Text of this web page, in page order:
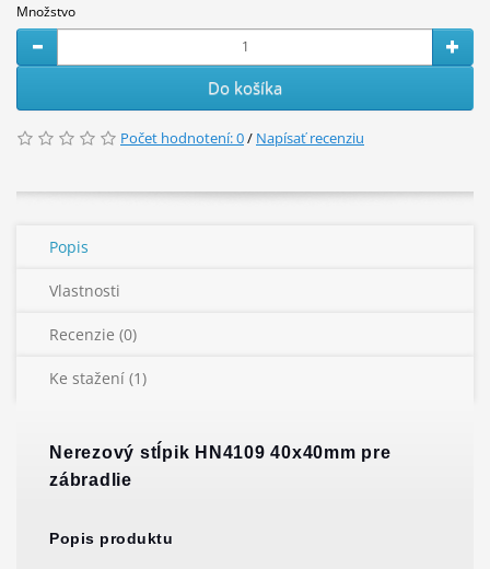
Množstvo
Do košíka
Počet hodnotení: 0/ Napísať recenziu
Popis
Vlastnosti
Recenzie (0)
Ke stažení (1)
Nerezový stĺpik HN4109 40x40mm pre
zábradlie
Popis produktu